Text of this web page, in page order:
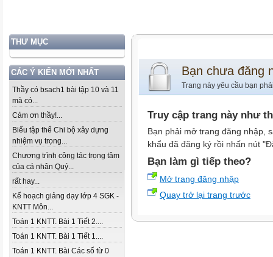
THƯ MỤC
CÁC Ý KIẾN MỚI NHẤT
Thầy có bsach1 bài tập 10 và 11
mà có...
Cảm ơn thầy!...
Biểu tập thể Chi bộ xây dựng
nhiệm vụ trọng...
Chương trình công tác trọng tâm
của cá nhân Quý...
rất hay...
Kế hoạch giảng dạy lớp 4 SGK -
KNTT Môn...
Toán 1 KNTT. Bài 1 Tiết 2....
Toán 1 KNTT. Bài 1 Tiết 1....
Toán 1 KNTT. Bài Các số từ 0
Bạn chưa đăng
Trang này yêu cầu bạn
Truy cập trang này như
Bạn phải mở trang đăng nhập,
khẩu đã đăng ký rồi nhấn nút
Bạn làm gì tiếp theo?
Mở trang đăng nhập
Quay trở lại trang trước